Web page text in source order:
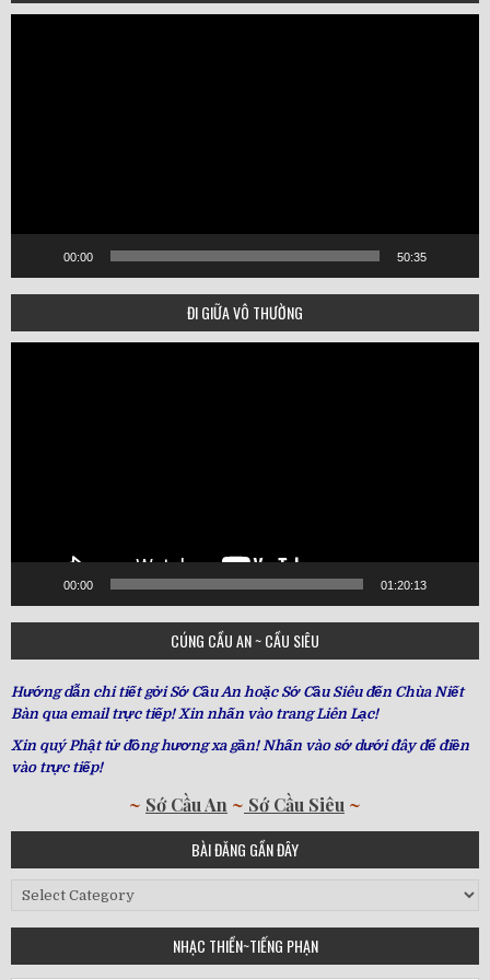
00:00 50:35
ĐI GIỮA VÔ THƯỜNG
00:00 01:20:13
CÚNG CẦU AN ~ CẦU SIÊU
Hướng dẫn chi tiết gởi Sớ Cầu An hoặc Sớ Cầu Siêu đến Chùa Niết
Bàn qua email trực tiếp! Xin nhấn vào trang Liên Lạc!
Xin quý Phật tử đồng hương xa gần! Nhấn vào sớ dưới đây để điền
vào trực tiếp!
~ Sớ Cầu An ~ Sớ Cầu Siêu ~
BÀI ĐĂNG GẦN ĐÂY
Bài
Gần
NHẠC THIỀN~TIẾNG PHẠN